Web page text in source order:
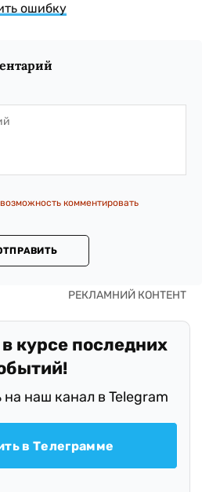
ошибку
комментировать
курсе последних
наш канал в Telegram
в Телеграмме